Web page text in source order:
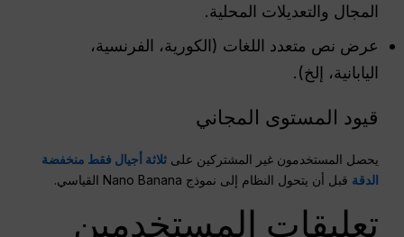
المجال والتعديلات المحلية.
عرض نص متعدد اللغات (الكورية، الفرنسية،
اليابانية، إلخ).
قيود المستوى المجاني
يحصل المستخدمون غير المشتركين علىثلاثة أجيال فقط منخفضة
الدقة قبل أن يتحول النظام إلى نموذج Nano Banana القياسي.
تعليقات المستخدمين